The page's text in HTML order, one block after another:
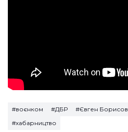
#воєнком #ДБР #Євген Борисов
#хабарництво